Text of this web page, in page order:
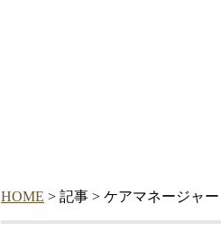
HOME > 記事 > ケアマネージャ